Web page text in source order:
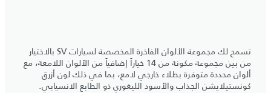
تسمح لك مجموعة الألوان الفاخرة المخصصة لسيارات SV بالاختيار
من بين مجموعة مكونة من 14 خياراً إضافياً من الألوان اللامعة، مع
ألوان محددة متوفرة بطلاء خارجي لامع، بما في ذلك لون أزرق
كونستيلايشن الجذاب والأسود الليغوري ذو الطابع الانسيابي.